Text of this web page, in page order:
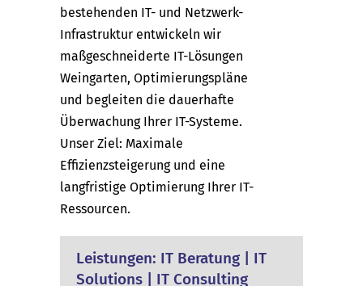
bestehenden IT- und Netzwerk-
Infrastruktur entwickeln wir
maßgeschneiderte IT-Lösungen
Weingarten, Optimierungspläne
und begleiten die dauerhafte
Überwachung Ihrer IT-Systeme.
Unser Ziel: Maximale
Effizienzsteigerung und eine
langfristige Optimierung Ihrer IT-
Ressourcen.
Leistungen: IT Beratung | IT
Solutions | IT Consulting